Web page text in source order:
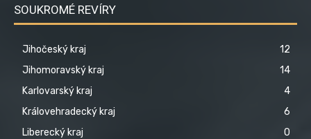
SOUKROMÉ REVÍRY
Jihočeský kraj
12
Jihomoravský kraj
14
Karlovarský kraj
4
Královehradecký kraj
6
Liberecký kraj
0